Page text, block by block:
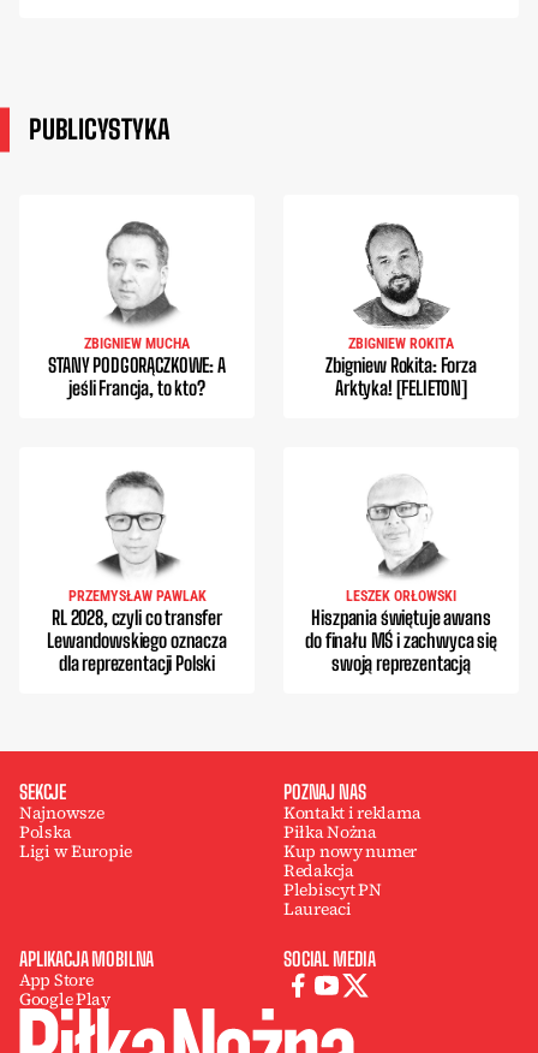
PUBLICYSTYKA
ZBIGNIEW MUCHA
STANY PODGORĄCZKOWE: A
jeśli Francja, to kto?
ZBIGNIEW ROKITA
Zbigniew Rokita: Forza
Arktyka! [FELIETON]
PRZEMYSŁAW PAWLAK
RL 2028, czyli co transfer
Lewandowskiego oznacza
dla reprezentacji Polski
LESZEK ORŁOWSKI
Hiszpania świętuje awans
do finału MŚ i zachwyca się
swoją reprezentacją
SEKCJE
Najnowsze
Polska
Ligi w Europie
POZNAJ NAS
Kontakt i reklama
Piłka Nożna
Kup nowy numer
Redakcja
Plebiscyt PN
Laureaci
APLIKACJA MOBILNA
App Store
Google Play
SOCIAL MEDIA